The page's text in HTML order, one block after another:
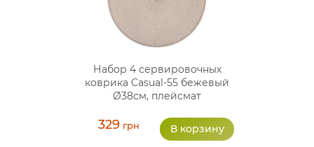
Набор 4 сервировочных
коврика Casual-55 бежевый
Ø38см, плейсмат
329грн